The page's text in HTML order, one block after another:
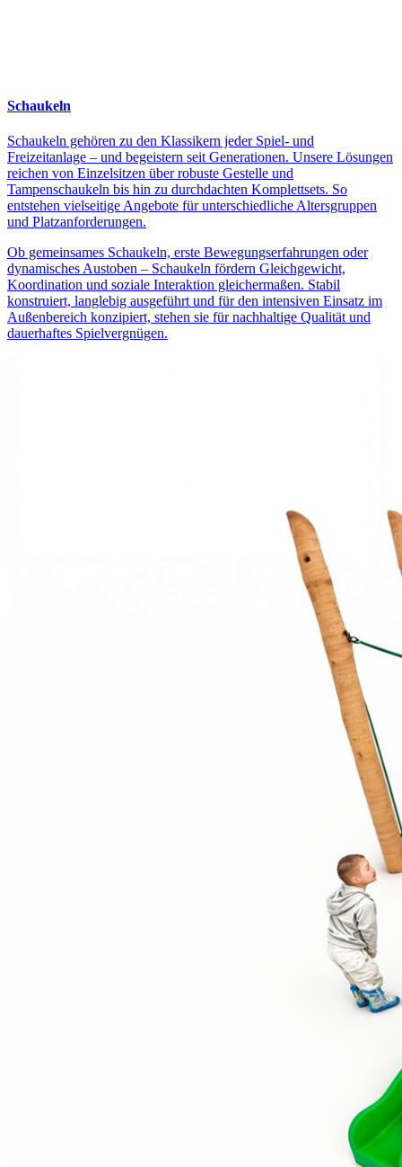
Schaukeln
Schaukeln gehören zu den Klassikern jeder Spiel- und
Freizeitanlage – und begeistern seit Generationen. Unsere Lösungen
reichen von Einzelsitzen über robuste Gestelle und
Tampenschaukeln bis hin zu durchdachten Komplettsets. So
entstehen vielseitige Angebote für unterschiedliche Altersgruppen
und Platzanforderungen.
Ob gemeinsames Schaukeln, erste Bewegungserfahrungen oder
dynamisches Austoben – Schaukeln fördern Gleichgewicht,
Koordination und soziale Interaktion gleichermaßen. Stabil
konstruiert, langlebig ausgeführt und für den intensiven Einsatz im
Außenbereich konzipiert, stehen sie für nachhaltige Qualität und
dauerhaftes Spielvergnügen.